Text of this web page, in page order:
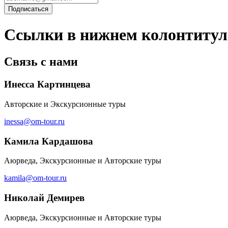
Ссылки в нижнем
Связь с нами
Инесса Картинцева
Авторские и Экскурсионные туры
inessa@om-tour.ru
Камила Кардашова
Аюрведа, Экскурсионные и Авторские туры
kamila@om-tour.ru
Николай Демирев
Аюрведа, Экскурсионные и Авторские туры